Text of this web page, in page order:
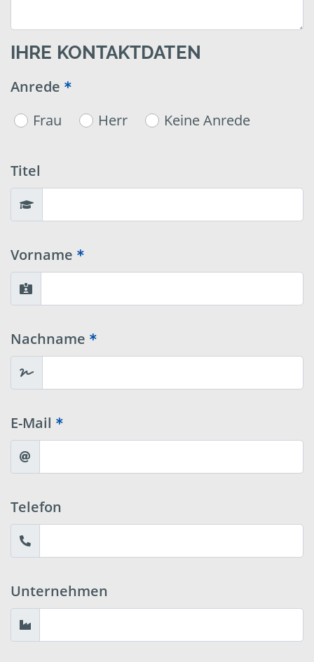
IHRE KONTAKTDATEN
Anrede
Frau
Herr Keine Anrede
Titel
Vorname
Nachname
E-Mail
Telefon
Unternehmen